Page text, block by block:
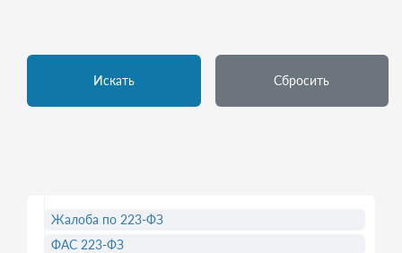
Искать Сбросить
Жалоба по 223-ФЗ
ФАС 223-ФЗ